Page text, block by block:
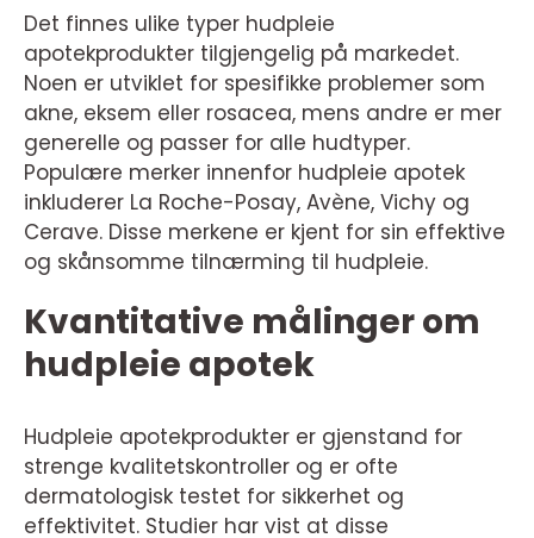
Det finnes ulike typer hudpleie
apotekprodukter tilgjengelig på markedet.
Noen er utviklet for spesifikke problemer som
akne, eksem eller rosacea, mens andre er mer
generelle og passer for alle hudtyper.
Populære merker innenfor hudpleie apotek
inkluderer La Roche-Posay, Avène, Vichy og
Cerave. Disse merkene er kjent for sin effektive
og skånsomme tilnærming til hudpleie.
Kvantitative målinger om
hudpleie apotek
Hudpleie apotekprodukter er gjenstand for
strenge kvalitetskontroller og er ofte
dermatologisk testet for sikkerhet og
effektivitet. Studier har vist at disse